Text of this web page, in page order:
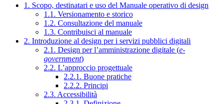
1. Scopo, destinatari e uso del Manuale operativo di design
1.1. Versionamento e storico
1.2. Consultazione del manuale
1.3. Contribuisci al manuale
2. Introduzione al design per i servizi pubblici digitali
2.1. Design per l’amministrazione digitale (e-
government)
2.2. L’approccio progettuale
2.2.1. Buone pratiche
2.2.2. Principi
2.3. Accessibilità